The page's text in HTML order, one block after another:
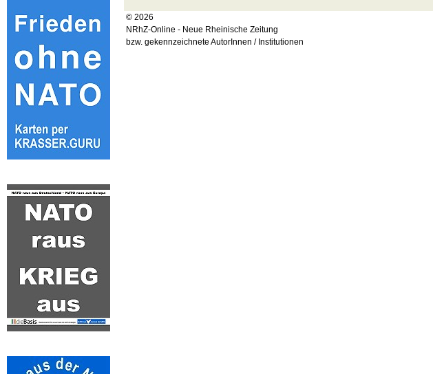
© 2026
NRhZ-Online - Neue Rheinische Zeitung
bzw. gekennzeichnete AutorInnen / Institutionen